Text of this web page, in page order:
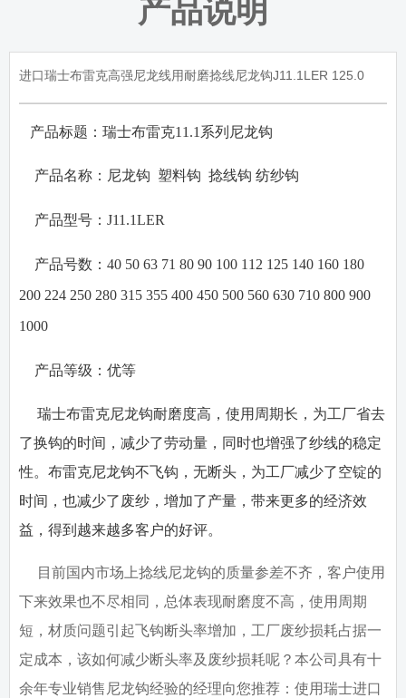
产品说明
进口瑞士布雷克高强尼龙线用耐磨捻线尼龙钩J11.1LER 125.0
产品标题：瑞士布雷克11.1 系列尼龙钩
产品名称： 尼龙钩 塑料钩 捻线钩 纺纱钩
产品型号：J11.1LER
产品号数：40 50 63 71 80 90 100 112 125 140 160 180
200 224 250 280 315 355 400 450 500 560 630 710 800 900
1000
产品等级：优等
瑞士布雷克尼龙钩耐磨度高，使用周期长，为工厂省去
了换钩的时间，减少了劳动量，同时也增强了纱线的稳定
性。布雷克尼龙钩不飞钩，无断头，为工厂减少了空锭的
时间，也减少了废纱，增加了产量，带来更多的经济效
益，得到越来越多客户的好评。
目前国内市场上捻线尼龙钩的质量参差不齐，客户使用
下来效果也不尽相同，总体表现耐磨度不高，使用周期
短，材质问题引起飞钩断头率增加，工厂废纱损耗占据一
定成本，该如何减少断头率及废纱损耗呢？本公司具有十
余年专业销售尼龙钩经验的经理向您推荐：使用瑞士进口